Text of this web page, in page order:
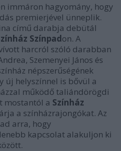
immáron hagyomány, hogy
premierjével ünneplik.
című darabja debütál
Színpadon. A
harcról szóló darabban
Szemenyei János és
népszerűségének
új helyszínnel is bővül a
működő taliándörögdi
mostantól a Színház
a színházrajongókat. Az
arra, hogy
kapcsolat alakuljon ki